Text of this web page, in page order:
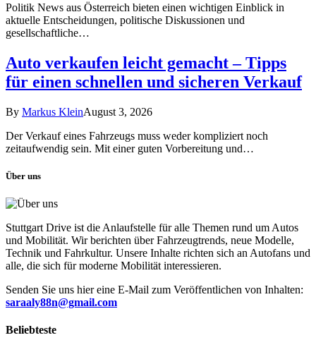
Politik News aus Österreich bieten einen wichtigen Einblick in
aktuelle Entscheidungen, politische Diskussionen und
gesellschaftliche…
Auto verkaufen leicht gemacht – Tipps
für einen schnellen und sicheren Verkauf
By Markus KleinAugust 3, 2026
Der Verkauf eines Fahrzeugs muss weder kompliziert noch
zeitaufwendig sein. Mit einer guten Vorbereitung und…
Über uns
Stuttgart Drive ist die Anlaufstelle für alle Themen rund um Autos
und Mobilität. Wir berichten über Fahrzeugtrends, neue Modelle,
Technik und Fahrkultur. Unsere Inhalte richten sich an Autofans und
alle, die sich für moderne Mobilität interessieren.
Senden Sie uns hier eine E-Mail zum Veröffentlichen von Inhalten:
saraaly88n@gmail.com
Beliebteste